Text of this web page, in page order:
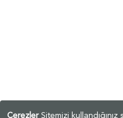
Çerezler Sitemizi